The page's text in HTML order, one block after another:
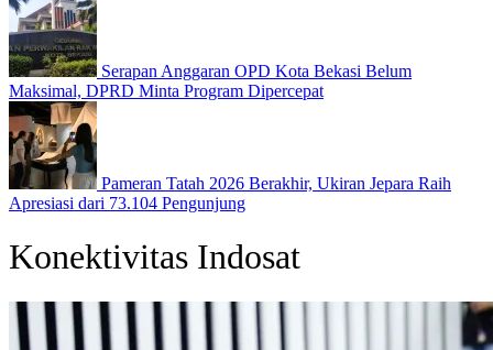
Serapan Anggaran OPD Kota Bekasi Belum
Maksimal, DPRD Minta Program Dipercepat
Pameran Tatah 2026 Berakhir, Ukiran Jepara Raih
Apresiasi dari 73.104 Pengunjung
Konektivitas Indosat